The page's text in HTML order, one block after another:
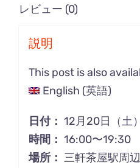
個
レビュー (0)
説明
This post is also
English (英語)
日付： 12月20日（土）
時間： 16:00〜19:30
場所： 三軒茶屋駅周